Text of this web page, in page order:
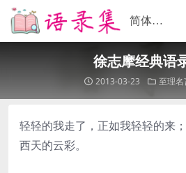
徐志摩经典语
2013-03-23 至理名
轻轻的我走了，正如我轻轻的来
西天的云彩。